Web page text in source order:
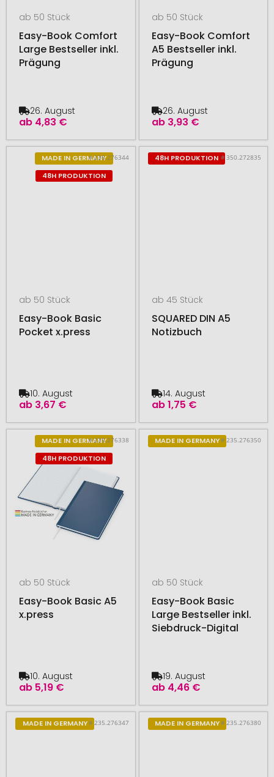
ab 50 Stück
Easy-Book Comfort
Large Bestseller inkl.
Prägung
ab 4,83 €
26. August
ab 50 Stück
Easy-Book Comfort
A5 Bestseller inkl.
Prägung
ab 3,93 €
26. August
MADE IN GERMANY
48H PRODUKTION
# 235.276344
ab 50 Stück
Easy-Book Basic
Pocket x.press
ab 3,67 €
10. August
48H PRODUKTION # 350.272835
ab 45 Stück
SQUARED DIN A5
Notizbuch
ab1,75 €
14. August
MADE IN GERMANY
48H PRODUKTION
# 235.276338
ab 50 Stück
Easy-Book Basic A5
x.press
ab 5,19 €
10. August
MADE IN GERMANY# 235.276350
ab 50 Stück
Easy-Book Basic
Large Bestseller inkl.
Siebdruck-Digital
ab 4,46 €
19. August
MADE IN GERMANY# 235.276347 MADE IN GERMANY# 235.276380